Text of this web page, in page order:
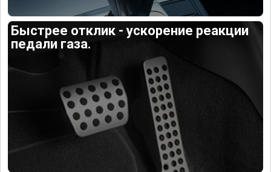
Быстрее отклик - ускорение реакции
педали газа.